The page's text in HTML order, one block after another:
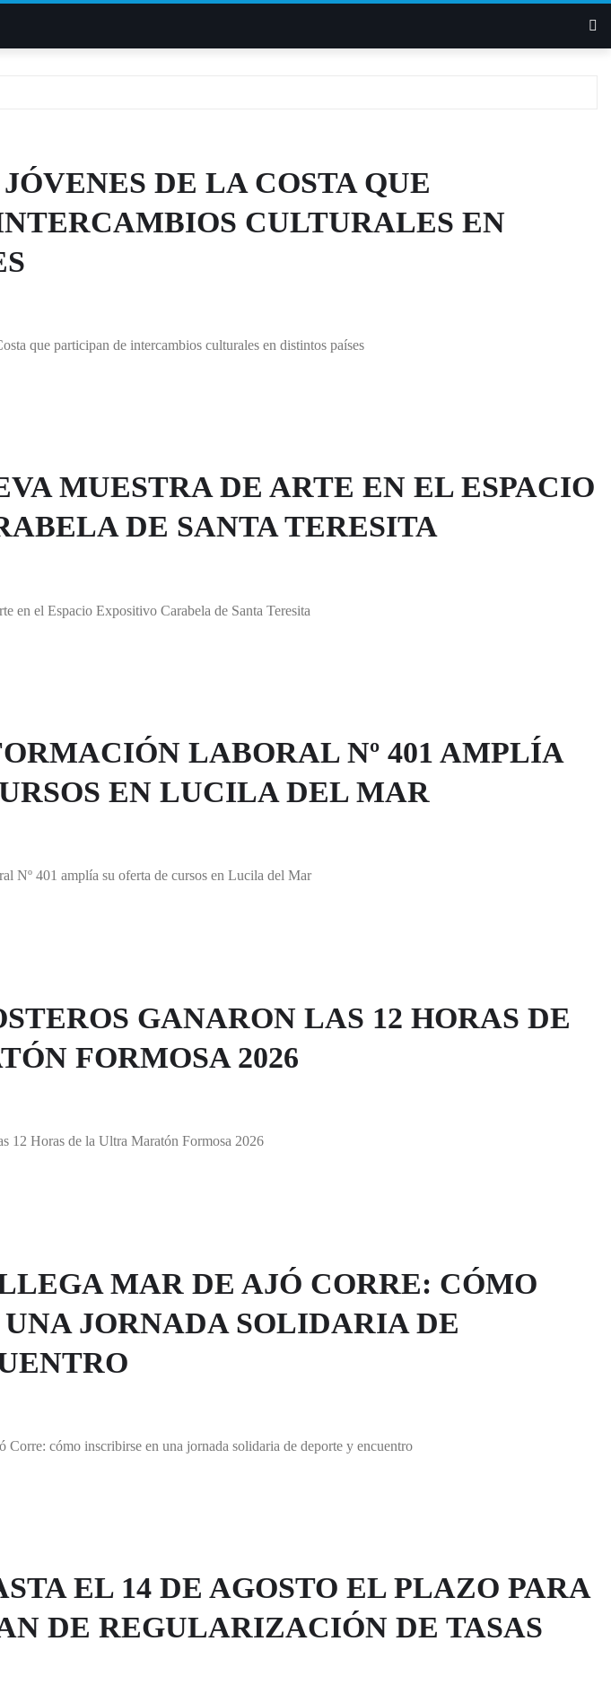
DE LA COSTA QUE
CULTURALES EN
que participan de intercambios culturales en distintos países
MUESTRA DE ARTE EN EL ESPACIO
DE SANTA TERESITA
en el Espacio Expositivo Carabela de Santa Teresita
LABORAL Nº 401 AMPLÍA
EN LUCILA DEL MAR
Nº 401 amplía su oferta de cursos en Lucila del Mar
GANARON LAS 12 HORAS DE
FORMOSA 2026
12 Horas de la Ultra Maratón Formosa 2026
MAR DE AJÓ CORRE: CÓMO
JORNADA SOLIDARIA DE
cómo inscribirse en una jornada solidaria de deporte y encuentro
EL 14 DE AGOSTO EL PLAZO PARA
DE REGULARIZACIÓN DE TASAS